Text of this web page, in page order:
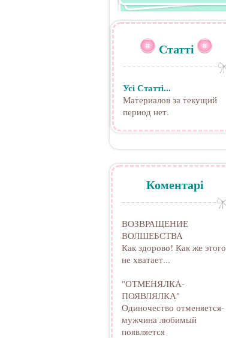
Статті
Усі Статті...
Материалов за текущий
период нет.
Коментарі
ВОЗВРАЩЕНИЕ
ВОЛШЕБСТВА
Как здорово! Как же этого
не хватает...
"ОТМЕНЯЛКА-
ПОЯВЛЯЛКА"
Одиночество отменяется-
мужчина любимый
появляется